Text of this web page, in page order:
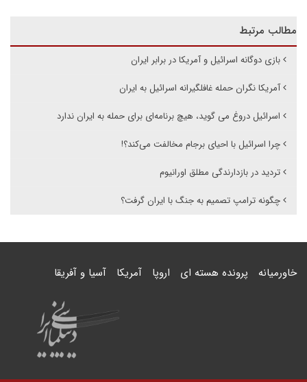
مطالب مرتبط
بازی دوگانه اسرائیل و آمریکا در برابر ایران
آمریکا نگران حمله غافلگیرانه اسرائیل به ایران
اسرائیل دروغ می گوید، هیچ برنامه‌ای برای حمله به ایران ندارد
چرا اسرائیل با احیای برجام مخالفت می‌کند؟!
تردید در بازدارندگی مطلق اورانیوم
چگونه ترامپ تصمیم به جنگ با ایران گرفت؟
خاورمیانه پرونده هسته ای اروپا آمریکا آسیا و آفریقا